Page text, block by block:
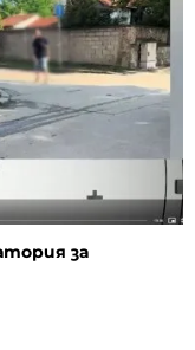
за